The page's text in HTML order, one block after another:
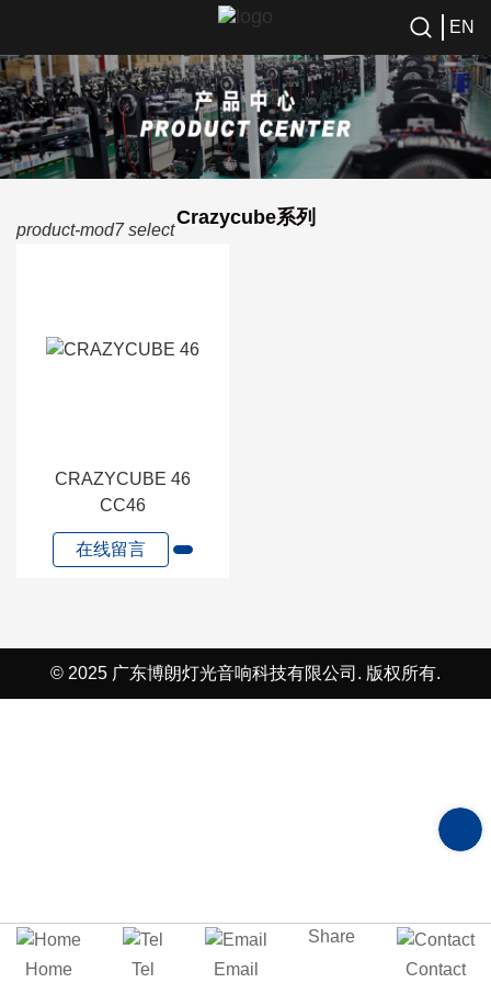
EN
Crazycube系列
product-mod7 select
CRAZYCUBE 46
CC46
在线留言
留
言
© 2025 广东博朗灯光音响科技有限公司. 版权所有.
Home Tel Email
Share
Contact